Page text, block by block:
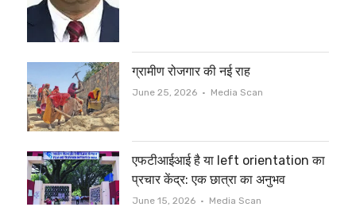
ग्रामीण रोजगार की नई राह
June 25, 2026 Author
Media Scan
एफटीआईआई है या left orientation का
प्रचार केंद्र: एक छात्रा का अनुभव
June 15, 2026 Author
Media Scan